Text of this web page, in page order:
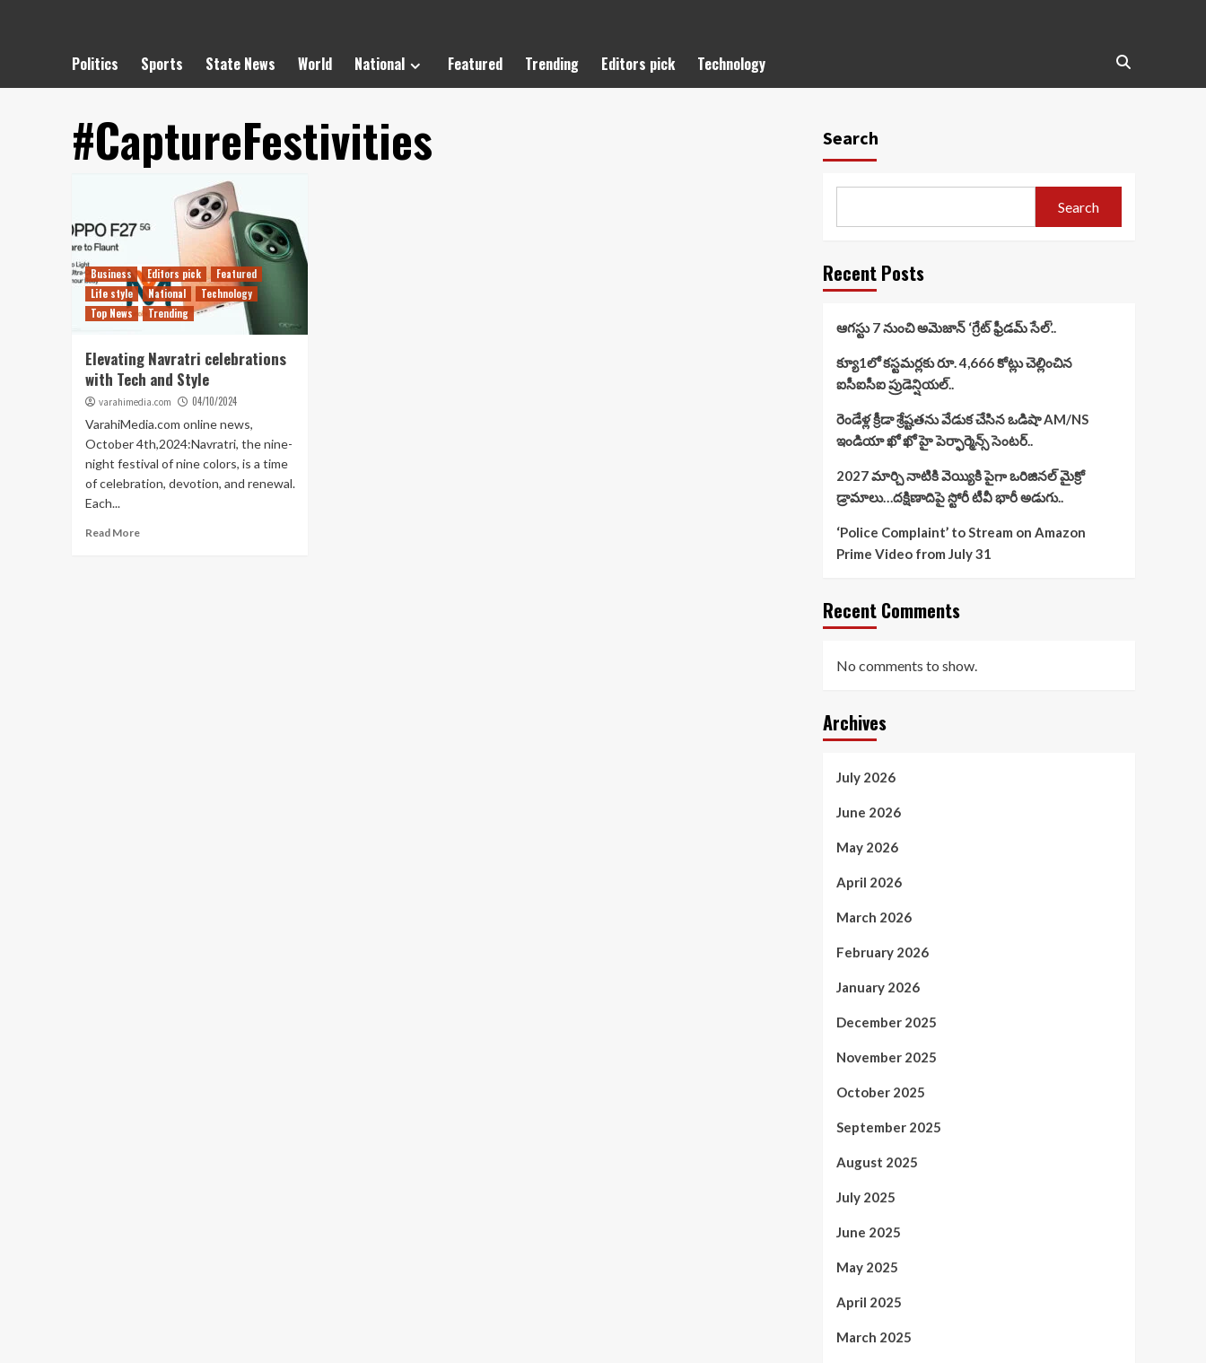
Politics Sports State News World National Featured Trending Editors pick Technology
#CaptureFestivities
Business Editors pick
Featured
Life style
National
Technology
Top News
Trending
Elevating Navratri celebrations
with Tech and Style
varahimedia.com 04/10/2024
VarahiMedia.com online news,
October 4th,2024:Navratri, the nine-
night festival of nine colors, is a time
of celebration, devotion, and renewal.
Each...
Read More
Search
Search
Recent Posts
ఆగస్టు 7 నుంచి అమెజాన్ ‘గ్రేట్ ఫ్రీడమ్ సేల్’..
క్యూ1లో కస్టమర్లకు రూ. 4,666 కోట్లు చెల్లించిన
ఐసీఐసీఐ ప్రుడెన్షియల్..
రెండేళ్ల క్రీడా శ్రేష్టతను వేడుక చేసిన ఒడిషా AM/NS
ఇండియా ఖో ఖో హై పెర్ఫార్మెన్స్ సెంటర్..
2027 మార్చి నాటికి వెయ్యికి పైగా ఒరిజినల్ మైక్రో
డ్రామాలు…దక్షిణాదిపై స్టోరీ టీవీ భారీ అడుగు..
‘Police Complaint’ to Stream on Amazon
Prime Video from July 31
Recent Comments
No comments to show.
Archives
July 2026
June 2026
May 2026
April 2026
March 2026
February 2026
January 2026
December 2025
November 2025
October 2025
September 2025
August 2025
July 2025
June 2025
May 2025
April 2025
March 2025